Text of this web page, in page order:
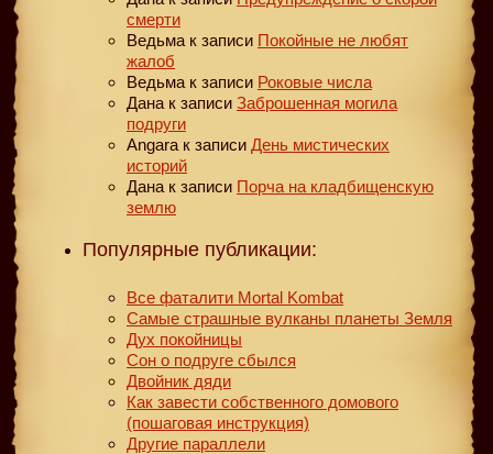
смерти
Ведьма к записи Покойные не любят
жалоб
Ведьма к записи Роковые числа
Дана к записи Заброшенная могила
подруги
Angara к записи День мистических
историй
Дана к записи Порча на кладбищенскую
землю
Популярные публикации:
Все фаталити Mortal Kombat
Самые страшные вулканы планеты Земля
Дух покойницы
Сон о подруге сбылся
Двойник дяди
Как завести собственного домового
(пошаговая инструкция)
Другие параллели